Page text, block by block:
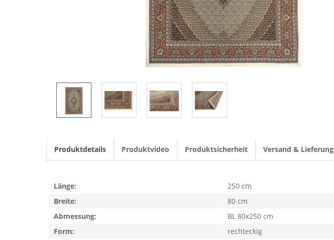
Produktdetails Produktvideo Produktsicherheit Versand & Lieferung
Länge:
250 cm
Breite:
80 cm
Abmessung:
BL 80x250 cm
Form:
rechteckig